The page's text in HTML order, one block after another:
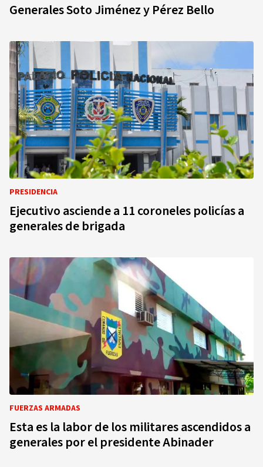
Generales Soto Jiménez y Pérez Bello
PRESIDENCIA
Ejecutivo asciende a 11 coroneles policías a
generales de brigada
FUERZAS ARMADAS
Esta es la labor de los militares ascendidos a
generales por el presidente Abinader